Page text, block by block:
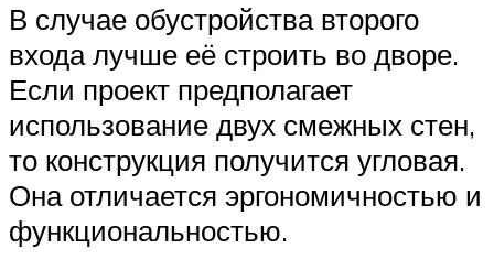
В случае обустройства второго
входа лучше её строить во дворе.
Если проект предполагает
использование двух смежных стен,
то конструкция получится угловая.
Она отличается эргономичностью и
функциональностью.